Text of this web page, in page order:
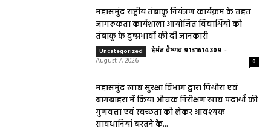
महासमुंद राष्ट्रीय तंबाकू नियंत्रण कार्यक्रम के तहत
जागरूकता कार्यशाला आयोजित विद्यार्थियों को
तंबाकू के दुष्प्रभावों की दी जानकारी
Uncategorized हेमंत वैष्णव 9131614309 -
August 7, 2026
0
महासमुंद खाद्य सुरक्षा विभाग द्वारा पिथौरा एवं
बागबाहरा में किया औचक निरीक्षण खाद्य पदार्थों की
गुणवत्ता एवं स्वच्छता को लेकर आवश्यक
सावधानियां बरतने के...